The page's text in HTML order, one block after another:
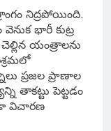
నిద్రపోయింది.
భారీ కుట్ర
యంత్రాలను
ప్రజల ప్రాణాల
తాకట్టు పెట్టడం
విచారణ